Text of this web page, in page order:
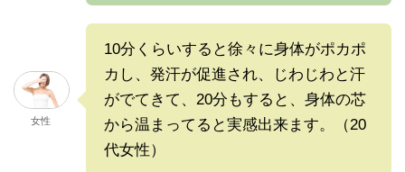
女性
10分くらいすると徐々に身体がポカポ
カし、発汗が促進され、じわじわと汗
がでてきて、20分もすると、身体の芯
から温まってると実感出来ます。（20
代女性）